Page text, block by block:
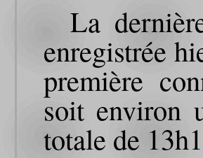
La
enregistrée
première
soit environ
totale de